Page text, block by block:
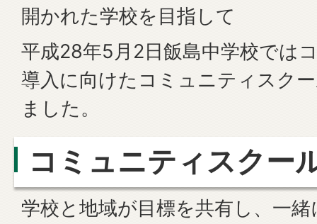
開かれた学校を目指して
平成28年5月2日飯島中学校では
導入に向けたコミュニティスク
ました。
コミュニティスクー
学校と地域が目標を共有し、一